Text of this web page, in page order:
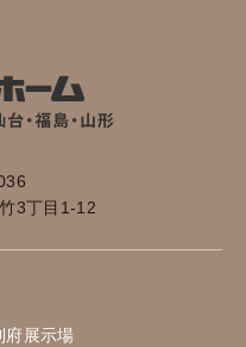
3丁目1-12
府展示場